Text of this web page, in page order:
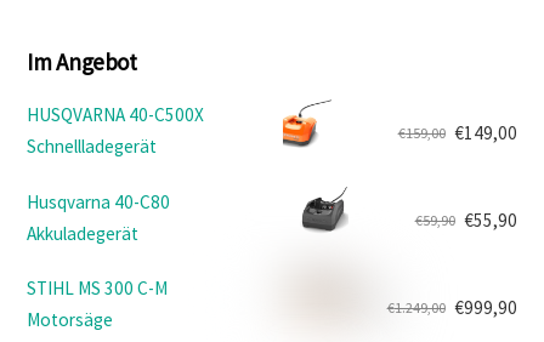
Im Angebot
HUSQVARNA 40-C500X
Schnellladegerät
€159,00
Ursprünglicher
war:
€159,00
€149,00
Aktueller
ist:
€149,00.
Husqvarna 40-C80
Akkuladegerät
€59,90
Ursprünglicher
war:
€59,90
€55,90
Aktueller
ist:
€55,90.
STIHL MS 300 C-M
Motorsäge
€1.249,00
Ursprünglicher
€999,90
Aktueller